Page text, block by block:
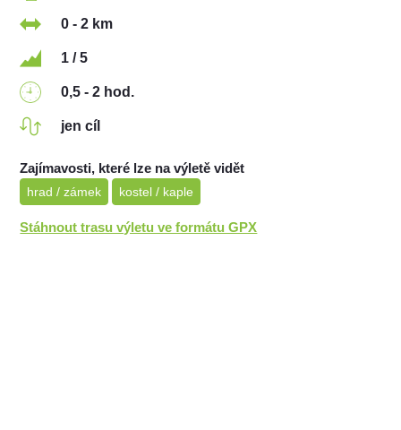
0 - 2 km
1 / 5
0,5 - 2 hod.
jen cíl
Zajímavosti, které lze na výletě vidět
hrad / zámek kostel / kaple
Stáhnout trasu výletu ve formátu GPX